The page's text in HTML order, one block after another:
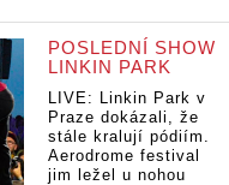
POSLEDNÍ SHOW
LINKIN PARK
LIVE: Linkin Park v
Praze dokázali, že
stále kralují pódiím.
Aerodrome festival
jim ležel u nohou